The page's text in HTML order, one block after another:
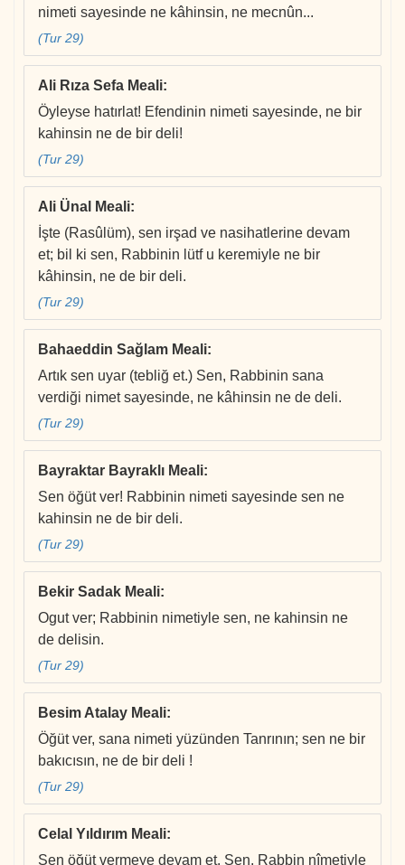
nimeti sayesinde ne kâhinsin, ne mecnûn...
(Tur 29)
Ali Rıza Sefa Meali:
Öyleyse hatırlat! Efendinin nimeti sayesinde, ne bir
kahinsin ne de bir deli!
(Tur 29)
Ali Ünal Meali:
İşte (Rasûlüm), sen irşad ve nasihatlerine devam
et; bil ki sen, Rabbinin lütf u keremiyle ne bir
kâhinsin, ne de bir deli.
(Tur 29)
Bahaeddin Sağlam Meali:
Artık sen uyar (tebliğ et.) Sen, Rabbinin sana
verdiği nimet sayesinde, ne kâhinsin ne de deli.
(Tur 29)
Bayraktar Bayraklı Meali:
Sen öğüt ver! Rabbinin nimeti sayesinde sen ne
kahinsin ne de bir deli.
(Tur 29)
Bekir Sadak Meali:
Ogut ver; Rabbinin nimetiyle sen, ne kahinsin ne
de delisin.
(Tur 29)
Besim Atalay Meali:
Öğüt ver, sana nimeti yüzünden Tanrının; sen ne bir
bakıcısın, ne de bir deli !
(Tur 29)
Celal Yıldırım Meali:
Sen öğüt vermeye devam et. Sen, Rabbin nîmetiyle